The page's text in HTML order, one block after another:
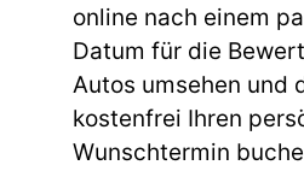
online nach einem
Datum für die
Autos umsehen und
kostenfrei Ihren
Wunschtermin